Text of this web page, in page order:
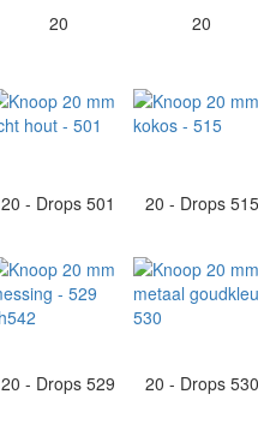
20 20
20 - Drops 501 20 - Drops
20 - Drops 529 20 - Drops